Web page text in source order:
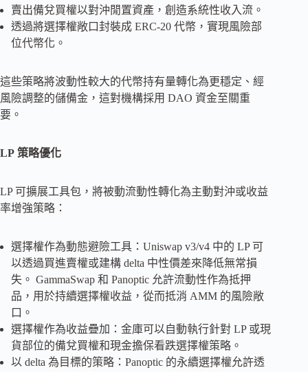
賣出備兌買權以對沖閒置資產，創造系統性收入流。
透過將選擇權敞口封裝成 ERC-20 代幣，實現風險部
位代幣化。
這些策略將波動性較大的代幣持有量轉化為更穩定、經
風險調整的儲備金，這對機構採用 DAO 資金至關重
要。
LP 策略優化
LP 可擴展工具包，將被動流動性轉化為主動對沖或收益
率增強策略：
選擇權作為動態避險工具：Uniswap v3/v4 中的 LP 可
以透過買進賣權或建構 delta 中性價差來降低無常損
失。 GammaSwap 和 Panoptic 允許流動性作為抵押
品，用於持續選擇權收益，從而抵消 AMM 的風險敞
口。
選擇權作為收益疊加：金庫可以自動執行針對 LP 或現
貨部位的備兌買權和現金擔保看跌選擇權策略。
以 delta 為目標的策略：Panoptic 的永續選擇權允許透